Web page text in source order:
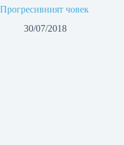
Прогресивният човек
30/07/2018